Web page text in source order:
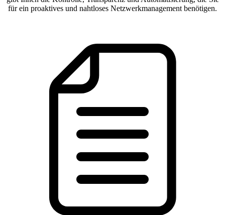
für ein proaktives und nahtloses Netzwerkmanagement benötigen.